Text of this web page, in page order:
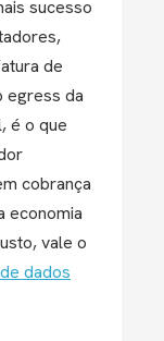
sucesso
de
egress da
é o que
cobrança
economia
vale o
dados